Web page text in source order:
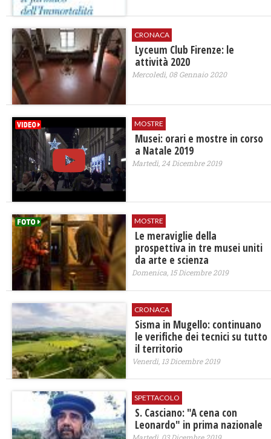
CRONACA
Lyceum Club Firenze: le
attività 2020
Mercoledì, 08 Gennaio 2020
MOSTRE
Musei: orari e mostre in corso
a Natale 2019
Martedì, 24 Dicembre 2019
MOSTRE
Le meraviglie della
prospettiva in tre musei uniti
da arte e scienza
Domenica, 15 Dicembre 2019
CRONACA
Sisma in Mugello: continuano
le verifiche dei tecnici su tutto
il territorio
Venerdì, 13 Dicembre 2019
SPETTACOLO
S. Casciano: "A cena con
Leonardo" in prima nazionale
Martedì, 03 Dicembre 2019